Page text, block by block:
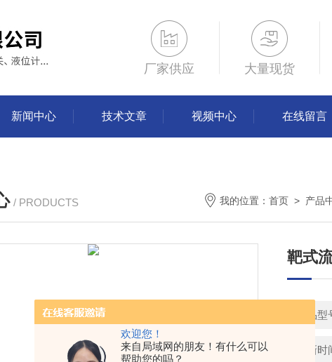
欢迎您！
来自局域网的朋友！有什么可以
帮助您的吗？
厂家供应 大量现货
新闻中心 技术文章 视频中心 在线留言
/ PRODUCTS 我的位置： 首页 > 产品
靶式
产品
更新